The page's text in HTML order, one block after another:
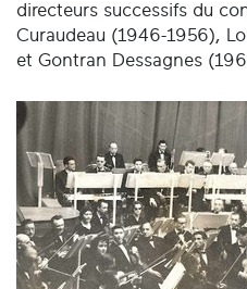
directeurs successifs du
Curaudeau (1946-1956),
et Gontran Dessagnes